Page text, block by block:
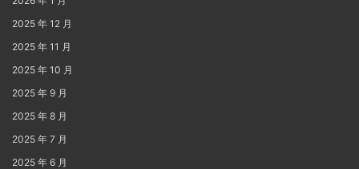
2025 年 12 月
2025 年 11 月
2025 年 10 月
2025 年 9 月
2025 年 8 月
2025 年 7 月
2025 年 6 月